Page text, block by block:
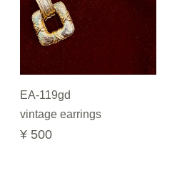
EA-119gd
vintage earrings
¥ 500